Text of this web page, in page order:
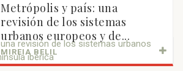
Metrópolis y país: una
revisión de los sistemas
urbanos europeos y de...
MIREIA BELIL